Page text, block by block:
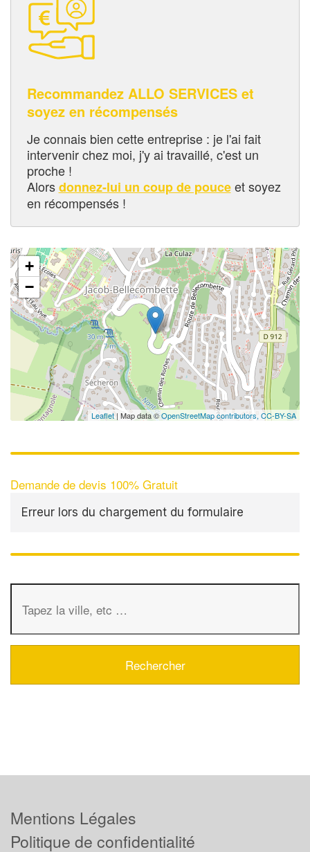
Recommandez ALLO SERVICES et
soyez en récompensés
Je connais bien cette entreprise : je l'ai fait
intervenir chez moi, j'y ai travaillé, c'est un
proche !
Alorsdonnez-lui un coup de pouceet soyez
en récompensés !
+
−
Leaflet | Map data ©OpenStreetMap contributors, CC-BY-SA
Demande de devis 100% Gratuit
Erreur lors du chargement du formulaire
Mentions Légales
Politique de confidentialité